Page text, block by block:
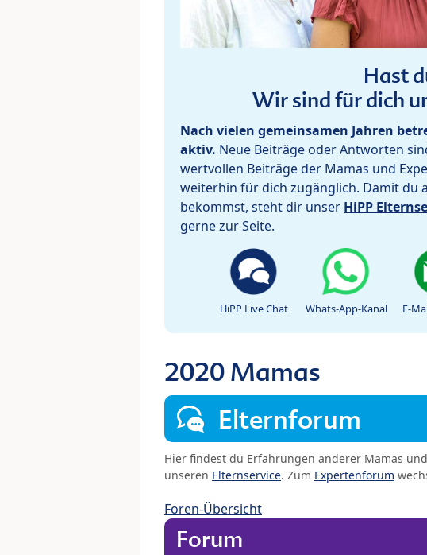
Hast
Wir sind für dich
Nach vielen gemeinsamen Jahren
aktiv. Neue Beiträge oder Antworten
wertvollen Beiträge der Mamas und
weiterhin für dich zugänglich. Damit du
bekommst, steht dir unser HiPP
gerne zur Seite.
HiPP Live Chat Whats-App-Kanal E-
2020 Mamas
Elternforum
Hier findest du Erfahrungen anderer Mamas
unseren Elternservice. Zum Expertenforum
Foren-Übersicht
Forum